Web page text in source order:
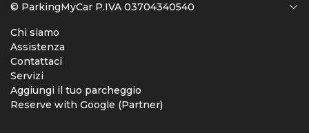
© ParkingMyCar P.IVA 03704340540
Chi siamo
Assistenza
Contattaci
Servizi
Aggiungi il tuo parcheggio
Reserve with Google (Partner)